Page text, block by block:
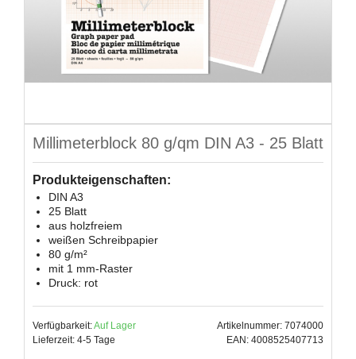
Millimeterblock 80 g/qm DIN A3 - 25 Blatt
Produkteigenschaften:
DIN A3
25 Blatt
aus holzfreiem
weißen Schreibpapier
80 g/m²
mit 1 mm-Raster
Druck: rot
Verfügbarkeit:Auf Lager
Lieferzeit: 4-5 Tage
Artikelnummer: 7074000
EAN: 4008525407713